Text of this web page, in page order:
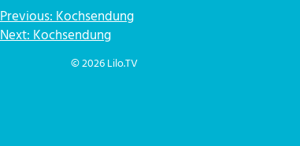
BEITRAGSNAVIGATION
Previous:Kochsendung
Next:Kochsendung
© 2026 Lilo.TV